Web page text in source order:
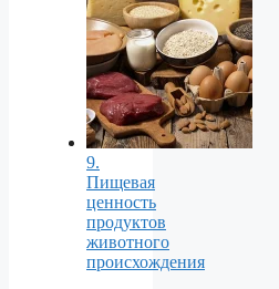
9.
Пищевая
ценность
продуктов
животного
происхождения